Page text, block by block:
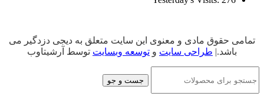
تمامی حقوق مادی و معنوی این سایت متعلق به دیجی دزدگیر می
باشد.| طراحی سایت و توسعه وبسایت توسط آرشیتاوب
جست و جو